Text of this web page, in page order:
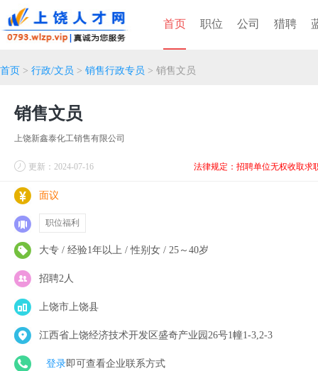
首页 职位 公司 猎聘
首页 > 行政/文员 > 销售行政专员 > 销售文员
销售文员
上饶新鑫泰化工销售有限公司
更新：2024-07-16 法律规定：招聘单位无权收取求
面议
职位福利
大专 / 经验1年以上 / 性别女 / 25～40岁
招聘2人
上饶市上饶县
江西省上饶经济技术开发区盛奇产业园26号1幢1-3,2-3
登录即可查看企业联系方式